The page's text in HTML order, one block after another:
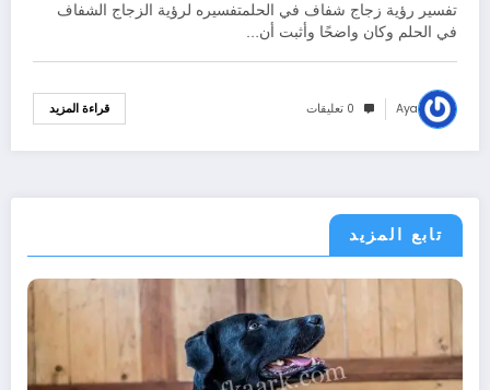
تفسير رؤية زجاج شفاف في الحلمتفسيره لرؤية الزجاج الشفاف
في الحلم وكان واضحًا وأثبت أن…
Aya 0 تعليقات قراءة المزيد
تابع المزيد